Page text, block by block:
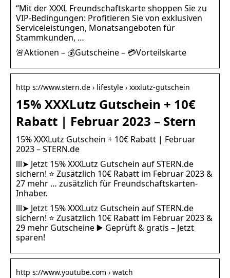
“Mit der XXXL Freundschaftskarte shoppen Sie zu
VIP-Bedingungen: Profitieren Sie von exklusiven
Serviceleistungen, Monatsangeboten für
Stammkunden, …
🚨Aktionen – 💰Gutscheine – 💳Vorteilskarte
http s://www.stern.de › lifestyle › xxxlutz-gutschein
15% XXXLutz Gutschein + 10€
Rabatt | Februar 2023 – Stern
15% XXXLutz Gutschein + 10€ Rabatt | Februar
2023 – STERN.de
lll➤ Jetzt 15% XXXLutz Gutschein auf STERN.de
sichern! ⭐️ Zusätzlich 10€ Rabatt im Februar 2023 &
27 mehr … zusätzlich für Freundschaftskarten-
Inhaber.
lll➤ Jetzt 15% XXXLutz Gutschein auf STERN.de
sichern! ⭐️ Zusätzlich 10€ Rabatt im Februar 2023 &
29 mehr Gutscheine ▶️ Geprüft & gratis – Jetzt
sparen!
http s://www.youtube.com › watch